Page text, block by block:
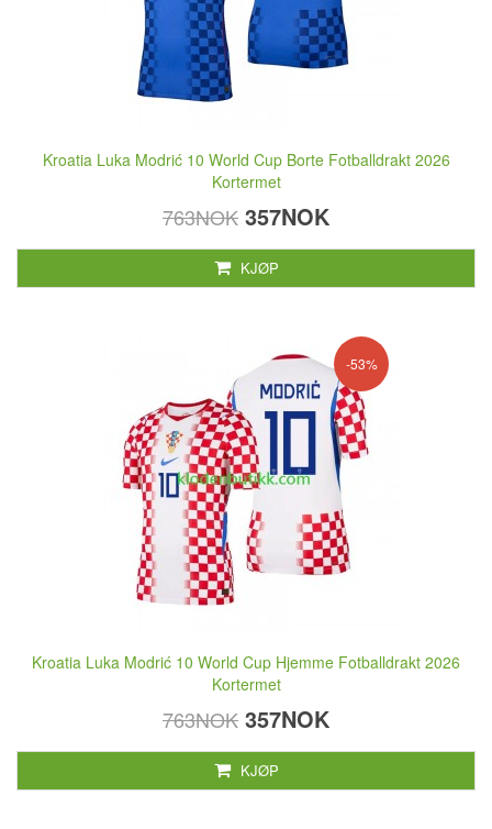
Kroatia Luka Modrić 10 World Cup Borte Fotballdrakt 2026
Kortermet
763NOK 357NOK
KJØP
-53%
Kroatia Luka Modrić 10 World Cup Hjemme Fotballdrakt 2026
Kortermet
763NOK 357NOK
KJØP